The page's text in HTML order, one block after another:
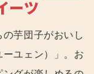
芋団子がおいし
ユェン）」。お